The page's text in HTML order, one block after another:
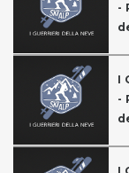
-
I
-